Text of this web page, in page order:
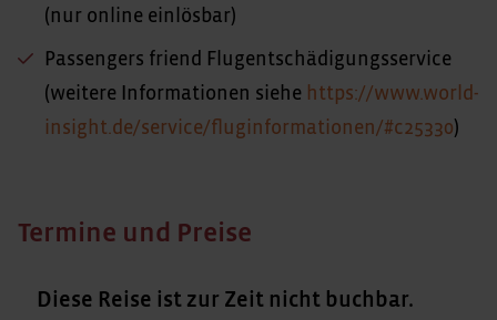
(nur online einlösbar)
Passengers friend Flugentschädigungsservice
(weitere Informationen siehe https://www.world-
insight.de/service/fluginformationen/#c25330)
Termine und Preise
Diese Reise ist zur Zeit nicht buchbar.